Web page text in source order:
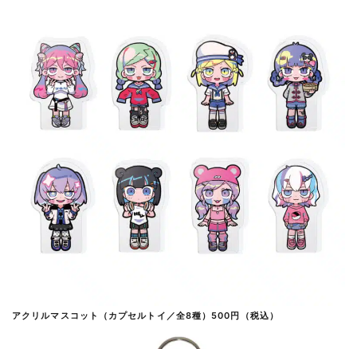
アクリルマスコット（カプセルトイ／全8種）500円（税込）